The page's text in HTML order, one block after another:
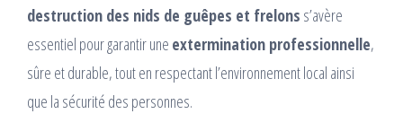
destruction des nids de guêpes et frelons s’avère
essentiel pour garantir une extermination professionnelle,
sûre et durable, tout en respectant l’environnement local ainsi
que la sécurité des personnes.